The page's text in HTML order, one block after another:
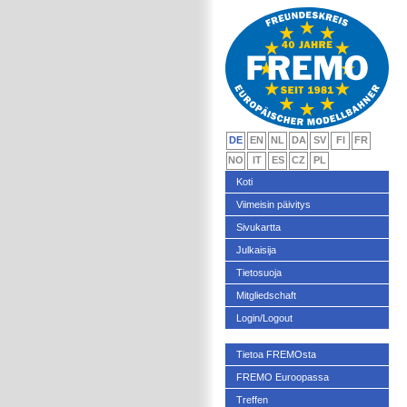
DE EN NL DA SV FI
FR
NO
IT ES CZ
PL
Koti
Viimeisin päivitys
Sivukartta
Julkaisija
Tietosuoja
Mitgliedschaft
Login/Logout
Tietoa FREMOsta
FREMO Euroopassa
Treffen